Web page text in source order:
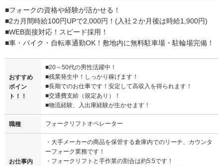
■フォークの資格や経験が活かせる！
■2カ月間時給100円UPで2,000円！(入社２か月後は時給1,900円)
■WEB面接対応！スピード採用！
■車・バイク・自転車通勤OK！敷地内に無料駐車場・駐輪場完備！
おすすめ
ポイン
ト！！
■20～50代の男性活躍中！
■残業発生中！しっかり稼げます！
■長期でのお仕事です！安定して高収入を得られます！
■交通費支給（規定あり）！
■物流経験、入出庫経験が生かせます！
職種 フォークリフトオペレーター
お仕事内
・大手メーカーの商品を保管する倉庫内でのリーチ、カウンタ
ーフォーク業務です！
・フォークリフトと手作業の割合は約5:5です！